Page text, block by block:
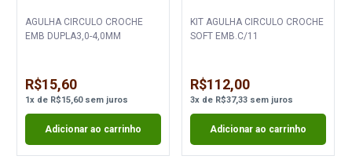
AGULHA CIRCULO CROCHE
EMB DUPLA3,0-4,0MM
R$15,60
1x de R$15,60sem juros
Adicionar ao carrinho
KIT AGULHA CIRCULO CROCHE
SOFT EMB.C/11
R$112,00
3xde R$37,33sem juros
Adicionar ao carrinho